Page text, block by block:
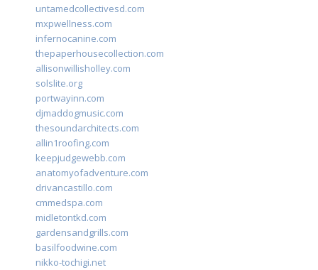
untamedcollectivesd.com
mxpwellness.com
infernocanine.com
thepaperhousecollection.com
allisonwillisholley.com
solslite.org
portwayinn.com
djmaddogmusic.com
thesoundarchitects.com
allin1roofing.com
keepjudgewebb.com
anatomyofadventure.com
drivancastillo.com
cmmedspa.com
midletontkd.com
gardensandgrills.com
basilfoodwine.com
nikko-tochigi.net